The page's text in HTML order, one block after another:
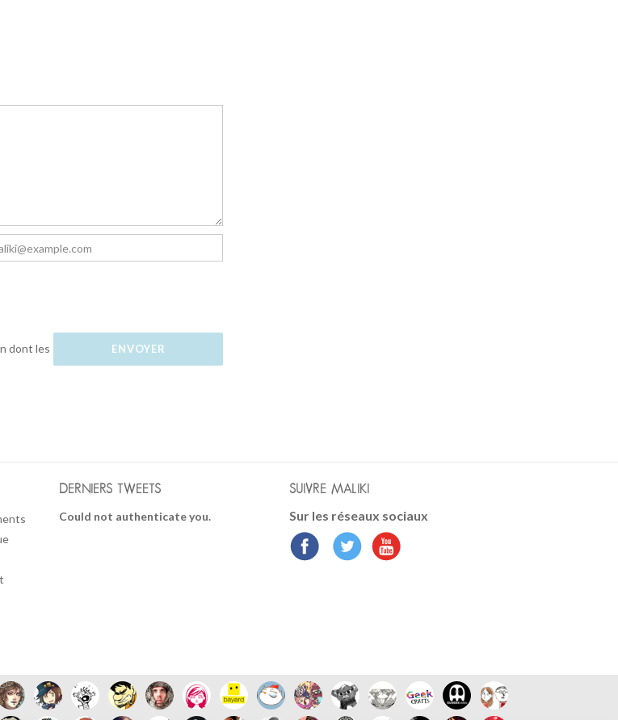
dont les
DERNIERS TWEETS
Could not authenticate you.
SUIVRE MALIKI
Sur les réseaux sociaux